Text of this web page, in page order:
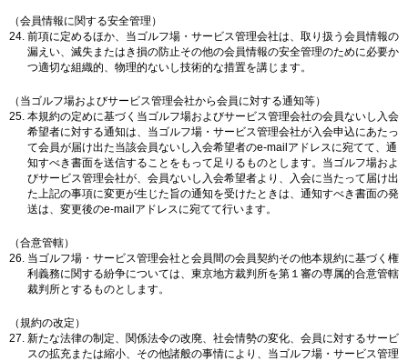
（会員情報に関する安全管理）
前項に定めるほか、当ゴルフ場・サービス管理会社は、取り扱う会員情報の
漏えい、滅失またはき損の防止その他の会員情報の安全管理のために必要か
つ適切な組織的、物理的ないし技術的な措置を講じます。
（当ゴルフ場およびサービス管理会社から会員に対する通知等）
本規約の定めに基づく当ゴルフ場およびサービス管理会社の会員ないし入会
希望者に対する通知は、当ゴルフ場・サービス管理会社が入会申込にあたっ
て会員が届け出た当該会員ないし入会希望者のe-mailアドレスに宛てて、通
知すべき書面を送信することをもって足りるものとします。当ゴルフ場およ
びサービス管理会社が、会員ないし入会希望者より、入会に当たって届け出
た上記の事項に変更が生じた旨の通知を受けたときは、通知すべき書面の発
送は、変更後のe-mailアドレスに宛てて行います。
（合意管轄）
当ゴルフ場・サービス管理会社と会員間の会員契約その他本規約に基づく権
利義務に関する紛争については、東京地方裁判所を第１審の専属的合意管轄
裁判所とするものとします。
（規約の改定）
新たな法律の制定、関係法令の改廃、社会情勢の変化、会員に対するサービ
スの拡充または縮小、その他諸般の事情により、当ゴルフ場・サービス管理